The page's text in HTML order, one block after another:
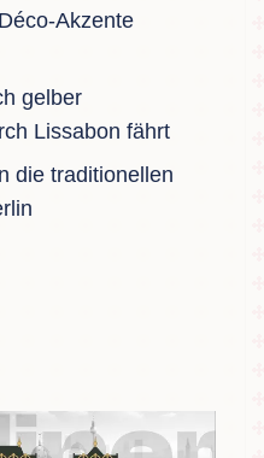
Akzente
gelber
Lissabon fährt
die traditionellen